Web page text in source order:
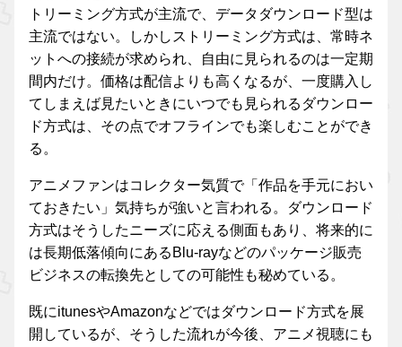
トリーミング方式が主流で、データダウンロード型は
主流ではない。しかしストリーミング方式は、常時ネ
ットへの接続が求められ、自由に見られるのは一定期
間内だけ。価格は配信よりも高くなるが、一度購入し
てしまえば見たいときにいつでも見られるダウンロー
ド方式は、その点でオフラインでも楽しむことができ
る。
アニメファンはコレクター気質で「作品を手元におい
ておきたい」気持ちが強いと言われる。ダウンロード
方式はそうしたニーズに応える側面もあり、将来的に
は長期低落傾向にあるBlu-rayなどのパッケージ販売
ビジネスの転換先としての可能性も秘めている。
既にitunesやAmazonなどではダウンロード方式を展
開しているが、そうした流れが今後、アニメ視聴にも